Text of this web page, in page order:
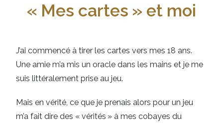
« Mes cartes » et moi
J’ai commencé à tirer les cartes vers mes 18 ans.
Une amie m’a mis un oracle dans les mains et je me
suis littéralement prise au jeu.
Mais en vérité, ce que je prenais alors pour un jeu
m’a fait dire des « vérités » à mes cobayes du